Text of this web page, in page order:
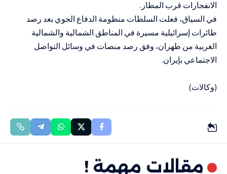
الانفجارات قرب المطار.
في السياق، فعلت السلطات منظومة الدفاع الجوي بعد رصد
طائرات إسرائيلية مسيرة في المناطق الشمالية والشمالية
الغربية من طهران، وفق رصد منصات في وسائل التواصل
الاجتماعي بإيران.
(وكالات)
مقالات مهمة !